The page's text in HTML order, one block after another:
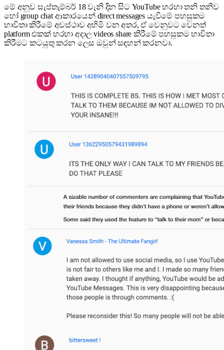
මේ අනුව සැප්තැම්බර් 18 වැනි දින සිට YouTube හරහා තනි තනිව
හෝ group chat ආකාරයෙන් direct messages යැවීමේ පහසුකම
භාවිතා කිරීමේ අවස්ථාව අහිමි වන අතර, ඒ වෙනුවට වෙනත්
platform එකක් හරහා අදාල videos share කිරීමේ පහසුකම භාවිතා
කිරීමට කටයුතු කරන ලෙස ඔවුන් සඳහන් කරනවා.